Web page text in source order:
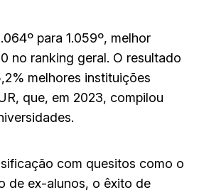
para 1.059º, melhor
no ranking geral. O resultado
melhores instituições
que, em 2023, compilou
com quesitos como o
de ex-alunos, o êxito de